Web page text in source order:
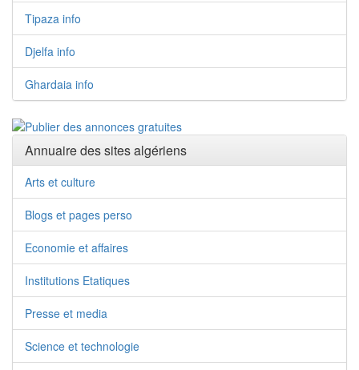
Tipaza info
Djelfa info
Ghardaia info
Annuaire des sites algériens
Arts et culture
Blogs et pages perso
Economie et affaires
Institutions Etatiques
Presse et media
Science et technologie